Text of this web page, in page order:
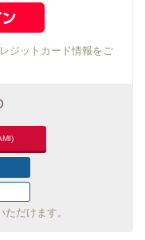
ジットカード情報をご
だけます。